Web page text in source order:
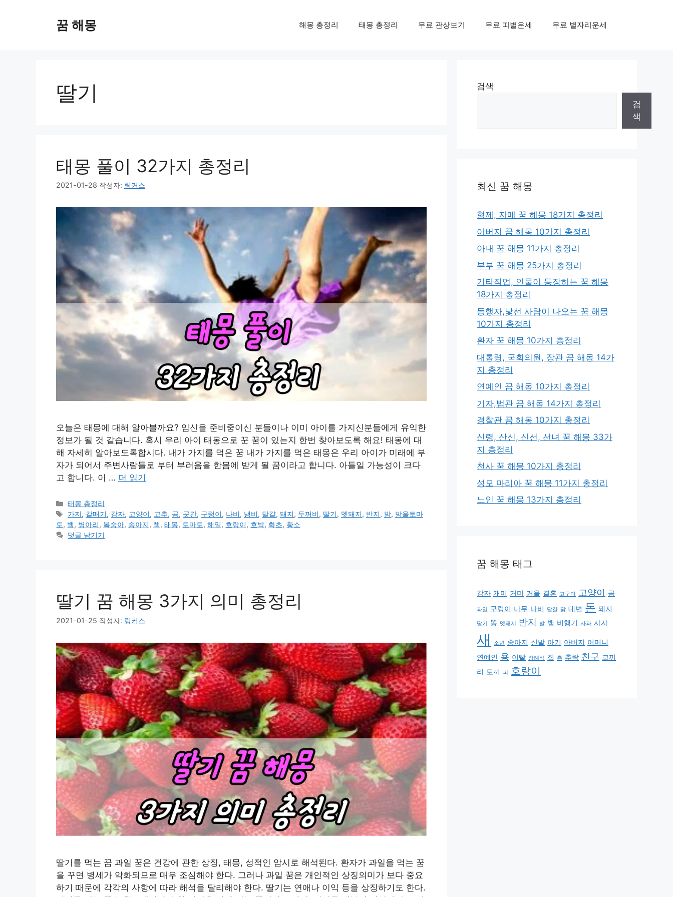
꿈 해몽 해몽 총정리 태몽 총정리 무료 관상보기 무료 띠별운세 무료 별자리운세
딸기
태몽 풀이 32가지 총정리
2021-01-28 작성자: 링커스
오늘은 태몽에 대해 알아볼까요? 임신을 준비중이신 분들이나 이미 아이를 가지신분들에게 유익한
정보가 될 것 같습니다. 혹시 우리 아이 태몽으로 꾼 꿈이 있는지 한번 찾아보도록 해요! 태몽에 대
해 자세히 알아보도록합시다. 내가 가지를 먹은 꿈 내가 가지를 먹은 태몽은 우리 아이가 미래에 부
자가 되어서 주변사람들로 부터 부러움을 한몸에 받게 될 꿈이라고 합니다. 아들일 가능성이 크다
고 합니다. 이 … 더 읽기
카
테
고
리
태몽 총정리
태
그
가지, 갈매기, 감자, 고양이, 고추, 곰, 곳간, 구렁이, 나비, 냄비, 달걀,돼지, 두꺼비, 딸기, 멧돼지, 반지, 밤, 방울토마
토, 뱀, 병아리, 복숭아, 송아지, 책, 태몽, 토마토, 해일, 호랑이, 호박, 화초, 황소
댓글 남기기
딸기 꿈 해몽 3가지 의미 총정리
2021-01-25 작성자: 링커스
딸기를 먹는 꿈 과일 꿈은 건강에 관한 상징, 태몽, 성적인 암시로 해석된다. 환자가 과일을 먹는 꿈
을 꾸면 병세가 악화되므로 매우 조심해야 한다. 그러나 과일 꿈은 개인적인 상징의미가 보다 중요
하기 때문에 각각의 사항에 따라 해석을 달리해야 한다. 딸기는 연애나 이익 등을 상징하기도 한다.
검색
검
색
최신 꿈 해몽
형제, 자매 꿈 해몽 18가지 총정리
아버지 꿈 해몽 10가지 총정리
아내 꿈 해몽 11가지 총정리
부부 꿈 해몽 25가지 총정리
기타직업, 인물이 등장하는 꿈 해몽
18가지 총정리
동행자,낯선 사람이 나오는 꿈 해몽
10가지 총정리
환자 꿈 해몽 10가지 총정리
대통령, 국회의원, 장관 꿈 해몽 14가
지 총정리
연예인 꿈 해몽 10가지 총정리
기자,법관 꿈 해몽 14가지 총정리
경찰관 꿈 해몽 10가지 총정리
신령, 산신, 신선, 선녀 꿈 해몽 33가
지 총정리
천사 꿈 해몽 10가지 총정리
성모 마리아 꿈 해몽 11가지 총정리
노인 꿈 해몽 13가지 총정리
꿈 해몽 태그
감자 개미 거미 거울 결혼 고구마 고양이 곰
과일 구렁이 나무 나비 달걀 닭 대변 돈 돼지
딸기 똥 멧돼지 반지 발 뱀 비행기 사과 사자
새 소변 송아지 신발 아기 아버지 어머니
연예인 용 이빨 장례식 집 총 추락 친구 코끼
리 토끼 피 호랑이